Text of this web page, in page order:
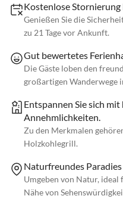
Kostenlose Stornierung
Genießen Sie die
zu 21 Tage vor Ankunft.
Gut bewertetes
Die Gäste loben den
großartigen Wanderwege
Entspannen Sie sich
Annehmlichkeiten.
Zu den Merkmalen
Holzkohlegrill.
Naturfreundes Paradies
Umgeben von Natur,
Nähe von